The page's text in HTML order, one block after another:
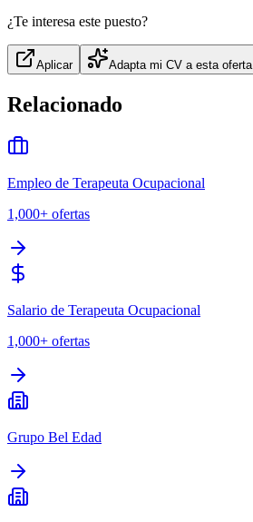
¿Te interesa este puesto?
Aplicar Adapta mi CV a esta oferta
Relacionado
Empleo de Terapeuta Ocupacional
1,000+ ofertas
Salario de Terapeuta Ocupacional
1,000+ ofertas
Grupo Bel Edad